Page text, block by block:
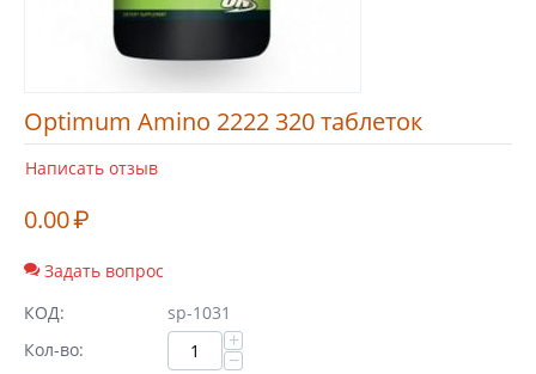
Optimum Amino 2222 320 таблеток
Написать отзыв
0.00₽
Задать вопрос
КОД:
sp-1031
Кол-во:
+
−